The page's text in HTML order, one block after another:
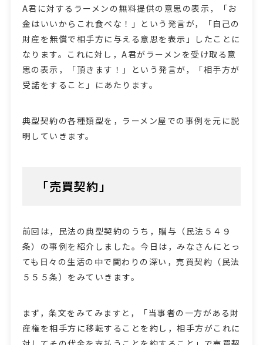
A君に対するラーメンの無料提供の意思の表示，「お
金はいいからこれ食べな！」という発言が，「自己の
財産を無償で相手方に与える意思を表示」したことに
なります。これに対し，A君がラーメンを受け取る意
思の表示，「頂きます！」という発言が，「相手方が
受諾をすること」にあたります。
典型契約の各種類型を，ラーメン屋での事例を元に説
明していきます。
「売買契約」
前回は，民法の典型契約のうち，贈与（民法５４９
条）の事例を紹介しました。今日は，みなさんにとっ
ても日々の生活の中で関わりの深い，売買契約（民法
５５５条）をみていきます。
まず，条文をみてみますと，「当事者の一方がある財
産権を相手方に移転することを約し，相手方がこれに